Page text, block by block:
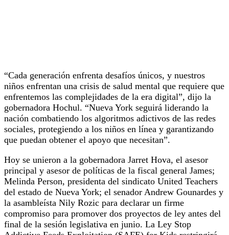
“Cada generación enfrenta desafíos únicos, y nuestros
niños enfrentan una crisis de salud mental que requiere que
enfrentemos las complejidades de la era digital”, dijo la
gobernadora Hochul. “Nueva York seguirá liderando la
nación combatiendo los algoritmos adictivos de las redes
sociales, protegiendo a los niños en línea y garantizando
que puedan obtener el apoyo que necesitan”.
Hoy se unieron a la gobernadora Jarret Hova, el asesor
principal y asesor de políticas de la fiscal general James;
Melinda Person, presidenta del sindicato United Teachers
del estado de Nueva York; el senador Andrew Gounardes y
la asambleísta Nily Rozic para declarar un firme
compromiso para promover dos proyectos de ley antes del
final de la sesión legislativa en junio. La Ley Stop